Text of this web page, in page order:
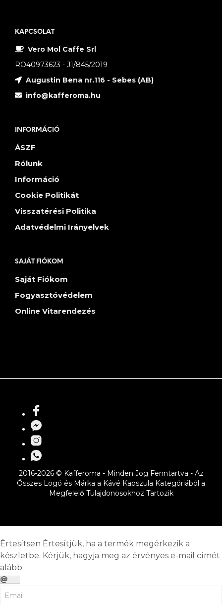
KAPCSOLAT
Vero Mol Caffe Srl
RO40973623 - J1/845/2019
Augustin Bena nr.116 - Sebes (AB)
info@kafferoma.hu
INFORMÁCIÓ
ÁSZF
Rólunk
Információ
Cookie Politikát
Visszatérési Politika
Adatvédelmi Irányelvek
SAJÁT FIÓKOM
Saját Fiókom
Fogyasztóvédelem
Online Vitarendezés
2016-2026 © Kafferoma - Minden Jog Fenntartva - Az
Összes Logó és Márka a Kávé Kapszula Kategóriából a
Megfelelő Tulajdonosokhoz Tartozik
Értesítsen Értesítjük, ha a termék megérkezik a
készletbe. Kérjük, hagyja meg az érvényes e-mail címét
alább.